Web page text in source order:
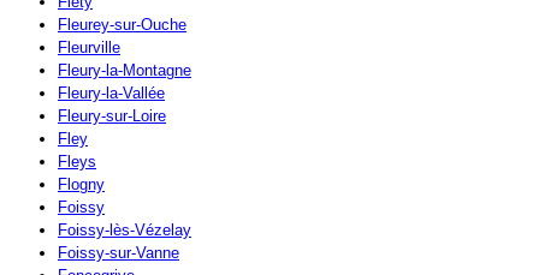
Fleurey-sur-Ouche
Fleurville
Fleury-la-Montagne
Fleury-la-Vallée
Fleury-sur-Loire
Fley
Fleys
Flogny
Foissy
Foissy-lès-Vézelay
Foissy-sur-Vanne